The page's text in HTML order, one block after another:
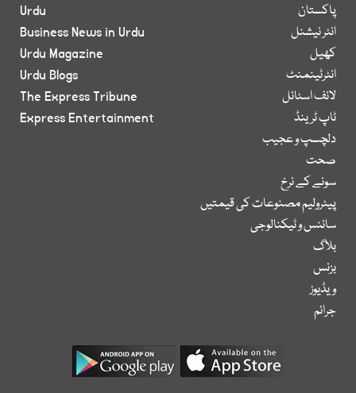
پاکستان
انٹر نیشنل
کھیل
انٹرٹینمنٹ
لائف اسٹائل
ٹاپ ٹرینڈ
دلچسپ و عجیب
صحت
سونے کے نرخ
پیٹرولیم مصنوعات کی قیمتیں
سائنس و ٹیکنالوجی
بلاگ
بزنس
ویڈیوز
جرائم
Urdu
Business News in Urdu
Urdu Magazine
Urdu Blogs
The Express Tribune
Express Entertainment